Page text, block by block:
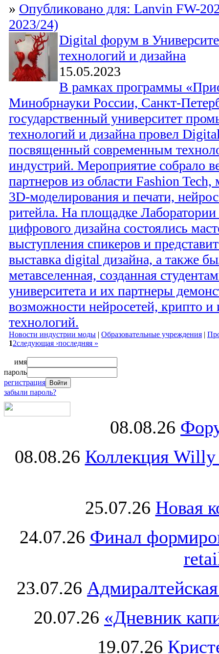
» Опубликовано для: Lanvin FW-
2023/24)
Digital форум в
технологий и дизайна
15.05.2023
В рамках программы
Минобрнауки России, Санкт-
государственный университет
технологий и дизайна провел
посвященный современным
индустрий. Мероприятие собрало
партнеров из области Fashion
3D-моделирования и печати,
ритейла. На площадке
цифрового дизайна состоялись
выступления спикеров и
выставка digital дизайна, а также
метавселенная, созданная
университета и их партнеры
возможности нейросетей, крипто
технологий.
Новости индустрии моды | Образовательные учреждения |
12следующая ›последняя »
имя
пароль
регистрация
забыли пароль?
08.08.26
08.08.26 Коллекция Willy
25.07.26 Новая
24.07.26 Финал
23.07.26
20.07.26 «Дневник
19.07.26